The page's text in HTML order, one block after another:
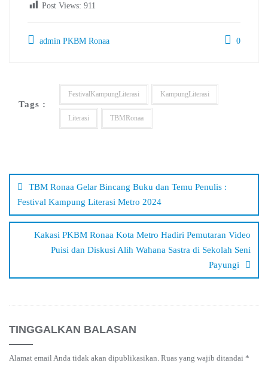
Post Views: 911
admin PKBM Ronaa 0
Tags :
FestivalKampungLiterasi KampungLiterasi
Literasi TBMRonaa
pos
TBM Ronaa Gelar Bincang Buku dan Temu Penulis :
Festival Kampung Literasi Metro 2024
Kakasi PKBM Ronaa Kota Metro Hadiri Pemutaran Video
Puisi dan Diskusi Alih Wahana Sastra di Sekolah Seni
Payungi
TINGGALKAN BALASAN
Alamat email Anda tidak akan dipublikasikan. Ruas yang wajib ditandai *